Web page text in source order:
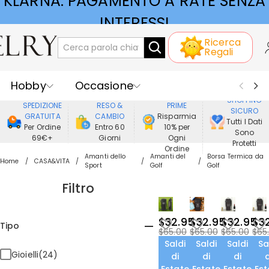
INTERESSI
Ricerca
Regali
Hobby
Occasione
Ricevente
Best Seller
Nuovi
Gioielli
Casa&Vita
SPEDIZIONE
GRATUITA
Per Ordine
69€+
RESO &
CAMBIO
Entro 60
Giorni
PRIME
Risparmia
10% per
Ogni
Ordine
SHOPPING
SICURO
Tutti I Dati
Sono
Protetti
Home CASA&VITA
Amanti dello
Sport
Amanti del
Golf
Borsa Termica da
Golf
Filtro
Tipo
Gioielli(24)
$32.95
$65.00
Saldi
di
$32.95
$65.00
Saldi
di
$32.95
$65.00
Saldi
di